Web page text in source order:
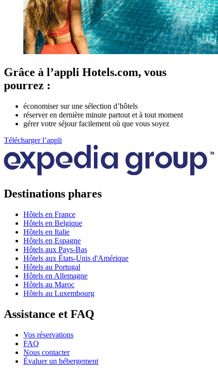
Grâce à l’appli Hotels.com, vous
pourrez :
économiser sur une sélection d’hôtels
réserver en dernière minute partout et à tout moment
gérer votre séjour facilement où que vous soyez
Télécharger l’appli
Destinations phares
Hôtels en France
Hôtels en Belgique
Hôtels en Italie
Hôtels en Espagne
Hôtels aux Pays-Bas
Hôtels aux États-Unis d'Amérique
Hôtels au Portugal
Hôtels en Allemagne
Hôtels au Maroc
Hôtels au Luxembourg
Assistance et FAQ
Vos réservations
FAQ
Nous contacter
Évaluer un hébergement